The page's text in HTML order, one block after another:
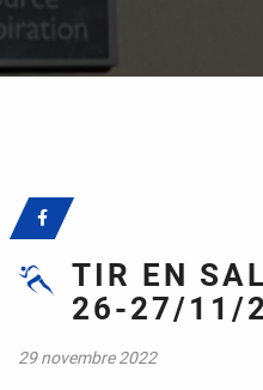
TIR EN
26-27/11/
29 novembre 2022